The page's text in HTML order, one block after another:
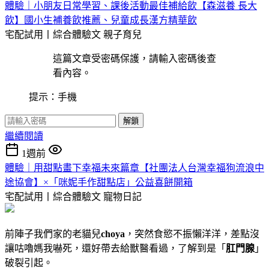
體驗｜小朋友日常學習、課後活動最佳補給飲【森滋養 長大
飲】國小生補養飲推薦、兒童成長漢方精華飲
宅配試用丨綜合體驗文 親子育兒
這篇文章受密碼保護，請輸入密碼後查
看內容。
提示：手機
解鎖
繼續閱讀
1週前
體驗｜用甜點畫下幸福未來篇章【社團法人台灣幸福狗流浪中
途協會】×「咪妮手作甜點店」公益喜餅開箱
宅配試用丨綜合體驗文 寵物日記
前陣子我們家的老貓兒choya ，突然食慾不振懶洋洋，差點沒
讓咕嚕媽我嚇死，還好帶去給獸醫看過，了解到是「 肛門腺 」
破裂引起。